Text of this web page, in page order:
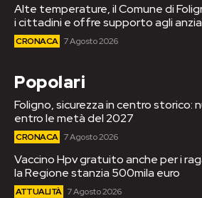
Alte temperature, il Comune di
i cittadini e offre supporto agli
CRONACA 7 Agosto 2026
Popolari
Foligno, sicurezza in centro storico:
entro le metà del 2027
CRONACA 7 Agosto 2026
Vaccino Hpv gratuito anche per i
la Regione stanzia 500mila euro
ATTUALITÀ 7 Agosto 2026